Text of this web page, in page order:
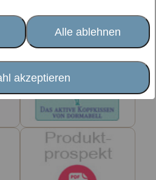
Alle ablehnen
akzeptieren